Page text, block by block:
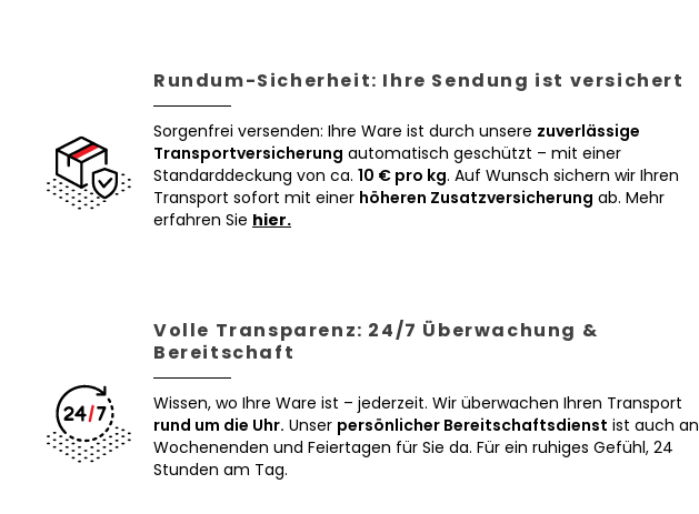
Rundum-Sicherheit: Ihre Sendung ist versichert
Sorgenfrei versenden: Ihre Ware ist durch unsere zuverlässige
Transportversicherung automatisch geschützt – mit einer
Standarddeckung von ca. 10 € pro kg. Auf Wunsch sichern wir Ihren
Transport sofort mit einer höheren Zusatzversicherung ab. Mehr
erfahren Sie hier.
Volle Transparenz: 24/7 Überwachung &
Bereitschaft
Wissen, wo Ihre Ware ist – jederzeit. Wir überwachen Ihren Transport
rund um die Uhr. Unser persönlicher Bereitschaftsdienst ist auch an
Wochenenden und Feiertagen für Sie da. Für ein ruhiges Gefühl, 24
Stunden am Tag.